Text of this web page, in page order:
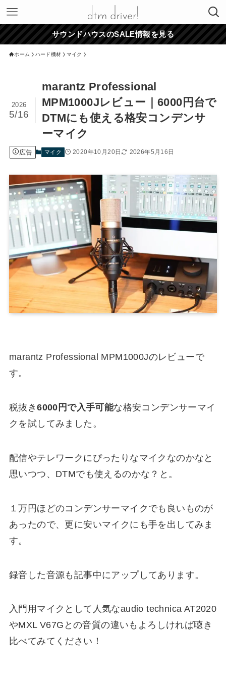
サウンドハウスのSALE情報を見る
ホーム ハード機材 マイク
marantz Professional
MPM1000Jレビュー｜6000円台で
DTMにも使える格安コンデンサ
ーマイク
2026
5/16
広告 マイク 2020年10月20日 2026年5月16日
marantz Professional MPM1000Jのレビューで
す。
税抜き6000円で入手可能な格安コンデンサーマイ
クを試してみました。
配信やテレワークにぴったりなマイクなのかなと
思いつつ、DTMでも使えるのかな？と。
１万円ほどのコンデンサーマイクでも良いものが
あったので、更に安いマイクにも手を出してみま
す。
録音した音源も記事中にアップしてあります。
入門用マイクとして人気なaudio technica AT2020
やMXL V67Gとの音質の違いもよろしければ聴き
比べてみてください！